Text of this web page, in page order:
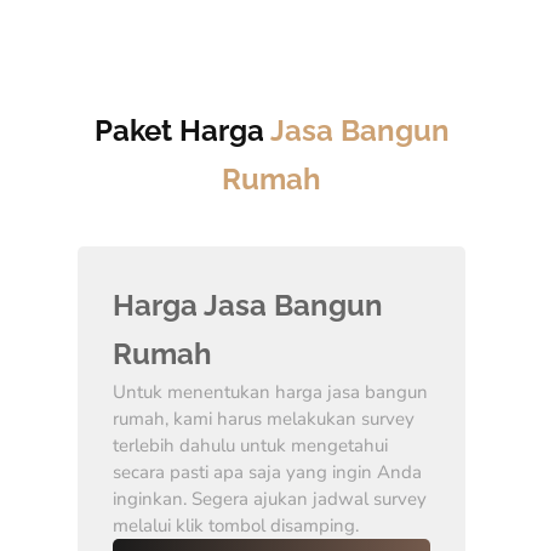
Paket Harga Jasa Bangun
Rumah
Harga Jasa Bangun
Rumah
Untuk menentukan harga jasa bangun
rumah, kami harus melakukan survey
terlebih dahulu untuk mengetahui
secara pasti apa saja yang ingin Anda
inginkan. Segera ajukan jadwal survey
melalui klik tombol disamping.